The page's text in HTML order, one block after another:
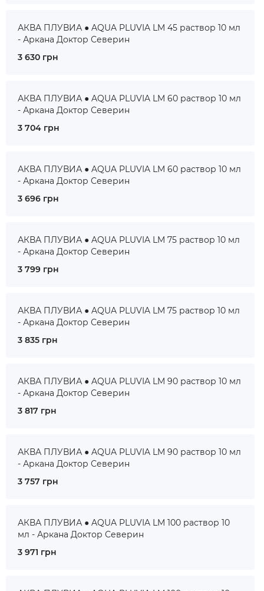
АКВА ПЛУВИА ● AQUA PLUVIA LM 45 раствор 10 мл
- Аркана Доктор Северин
3 630 грн
АКВА ПЛУВИА ● AQUA PLUVIA LM 60 раствор 10 мл
- Аркана Доктор Северин
3 704 грн
АКВА ПЛУВИА ● AQUA PLUVIA LM 60 раствор 10 мл
- Аркана Доктор Северин
3 696 грн
АКВА ПЛУВИА ● AQUA PLUVIA LM 75 раствор 10 мл
- Аркана Доктор Северин
3 799 грн
АКВА ПЛУВИА ● AQUA PLUVIA LM 75 раствор 10 мл
- Аркана Доктор Северин
3 835 грн
АКВА ПЛУВИА ● AQUA PLUVIA LM 90 раствор 10 мл
- Аркана Доктор Северин
3 817 грн
АКВА ПЛУВИА ● AQUA PLUVIA LM 90 раствор 10 мл
- Аркана Доктор Северин
3 757 грн
АКВА ПЛУВИА ● AQUA PLUVIA LM 100 раствор 10
мл - Аркана Доктор Северин
3 971 грн